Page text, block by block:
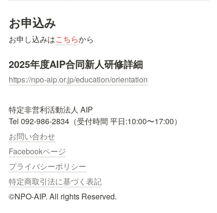
お申込み
お申し込みはこちらから
2025年度AIP合同新人研修詳細
https://npo-aip.or.jp/education/orientation
特定非営利活動法人 AIP
お問い合わせ
Facebookページ
プライバシーポリシー
特定商取引法に基づく表記
©NPO-AIP. All rights Reserved.